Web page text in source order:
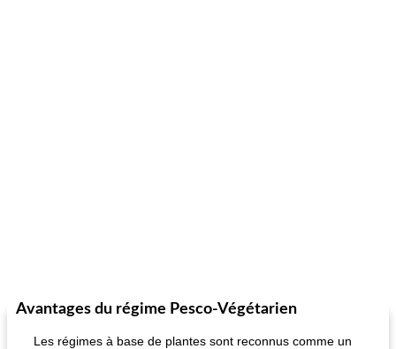
Avantages du régime Pesco-Végétarien
Les régimes à base de plantes sont reconnus comme un